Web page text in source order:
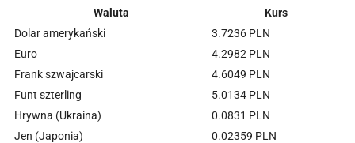
Waluta
Kurs
Dolar amerykański
3.7236 PLN
Euro
4.2982 PLN
Frank szwajcarski
4.6049 PLN
Funt szterling
5.0134 PLN
Hrywna (Ukraina)
0.0831 PLN
Jen (Japonia)
0.02359 PLN